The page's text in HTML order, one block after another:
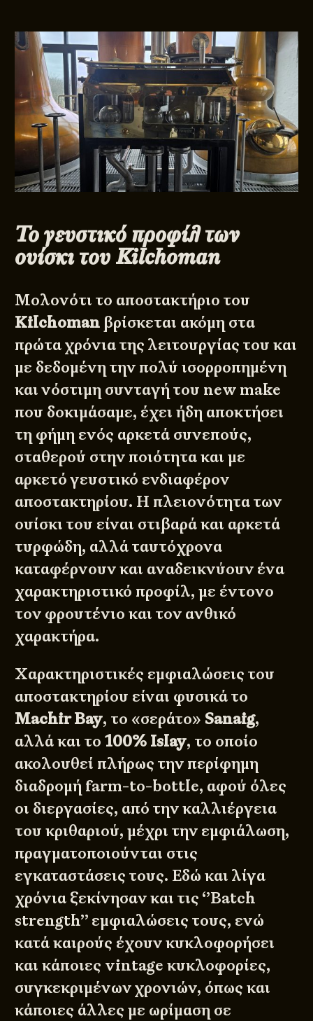
Το γευστικό προφίλ των
ουίσκι του Kilchoman
Μολονότι το αποστακτήριο του
Kilchoman βρίσκεται ακόμη στα
πρώτα χρόνια της λειτουργίας του και
με δεδομένη την πολύ ισορροπημένη
και νόστιμη συνταγή του new make
που δοκιμάσαμε, έχει ήδη αποκτήσει
τη φήμη ενός αρκετά συνεπούς,
σταθερού στην ποιότητα και με
αρκετό γευστικό ενδιαφέρον
αποστακτηρίου. Η πλειονότητα των
ουίσκι του είναι στιβαρά και αρκετά
τυρφώδη, αλλά ταυτόχρονα
καταφέρνουν και αναδεικνύουν ένα
χαρακτηριστικό προφίλ, με έντονο
τον φρουτένιο και τον ανθικό
χαρακτήρα.
Χαρακτηριστικές εμφιαλώσεις του
αποστακτηρίου είναι φυσικά το
Machir Bay, το «σεράτο» Sanaig,
αλλά και το100% Islay, το οποίο
ακολουθεί πλήρως την περίφημη
διαδρομή farm-to-bottle, αφού όλες
οι διεργασίες, από την καλλιέργεια
του κριθαριού, μέχρι την εμφιάλωση,
πραγματοποιούνται στις
εγκαταστάσεις τους. Εδώ και λίγα
χρόνια ξεκίνησαν και τις ‘’Batch
strength’’ εμφιαλώσεις τους, ενώ
κατά καιρούς έχουν κυκλοφορήσει
και κάποιες vintage κυκλοφορίες,
συγκεκριμένων χρονιών, όπως και
κάποιες άλλες με ωρίμαση σε